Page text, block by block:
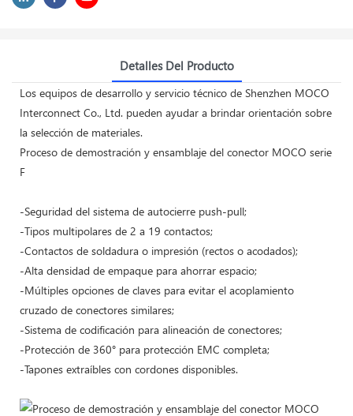
Detalles Del Producto
Los equipos de desarrollo y servicio técnico de Shenzhen MOCO
Interconnect Co., Ltd. pueden ayudar a brindar orientación sobre
la selección de materiales.
Proceso de demostración y ensamblaje del conector MOCO serie
F
-Seguridad del sistema de autocierre push-pull;
-Tipos multipolares de 2 a 19 contactos;
-Contactos de soldadura o impresión (rectos o acodados);
-Alta densidad de empaque para ahorrar espacio;
-Múltiples opciones de claves para evitar el acoplamiento
cruzado de conectores similares;
-Sistema de codificación para alineación de conectores;
-Protección de 360° para protección EMC completa;
-Tapones extraíbles con cordones disponibles.